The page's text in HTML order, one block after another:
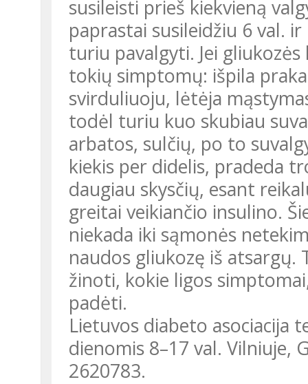
susileisti prieš kiekvieną
paprastai susileidžiu 6 val.
turiu pavalgyti. Jei
tokių simptomų: išpila
svirduliuoju, lėtėja
todėl turiu kuo skubiau
arbatos, sulčių, po to
kiekis per didelis, pradeda
daugiau skysčių, esant
greitai veikiančio insulino.
niekada iki sąmonės
naudos gliukozę iš
žinoti, kokie ligos
padėti.
Lietuvos diabeto asociacija
dienomis 8–17 val. Vilniuje,
2620783.